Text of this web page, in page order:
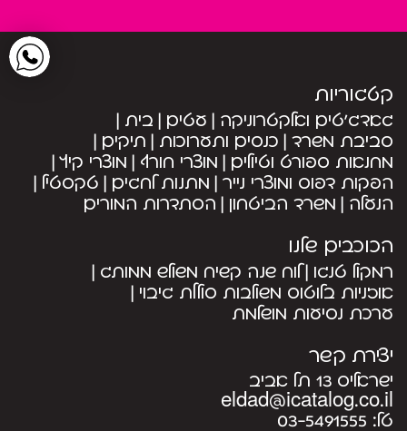
קטגוריות
גאדג’טים ואלקטרוניקה עטים בית
סביבת משרד כנסים ותערוכות תיקים
מחנאות ספורט וטיולים מוצרי חורף מוצרי קיץ
הפקות דפוס ומוצרי נייר מתנות לחגים טקסטיל
הנעלה משרד הביטחון הסתדרות המורים
הכוכבים שלנו
רמקול טנגו לוח שנה קשיח משולש ממותג
אוזניות בלוטוס משולבות סוללת גיבוי
ערכת נסיעות מושלמת
יצירת קשר
ישראליס 13 תל אביב
eldad@icatalog.co.il
טל: 03-5491555